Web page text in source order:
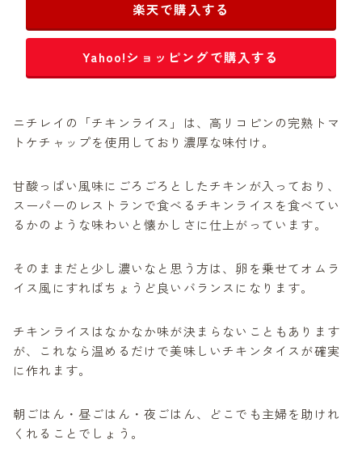
楽天で購入する
Yahoo!ショッピングで購入する
ニチレイの「チキンライス」は、高リコピンの完熟トマ
トケチャップを使用しており濃厚な味付け。
甘酸っぱい風味にごろごろとしたチキンが入っており、
スーパーのレストランで食べるチキンライスを食べてい
るかのような味わいと懐かしさに仕上がっています。
そのままだと少し濃いなと思う方は、卵を乗せてオムラ
イス風にすればちょうど良いバランスになります。
チキンライスはなかなか味が決まらないこともあります
が、これなら温めるだけで美味しいチキンタイスが確実
に作れます。
朝ごはん・昼ごはん・夜ごはん、どこでも主婦を助けれ
くれることでしょう。